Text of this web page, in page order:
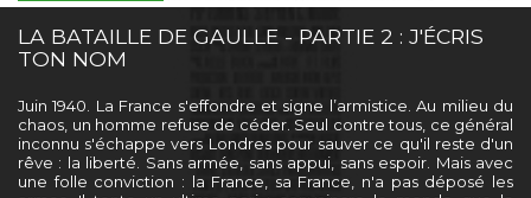
LA BATAILLE DE GAULLE - PARTIE 2 : J'ÉCRIS
TON NOM
Juin 1940. La France s'effondre et signe l’armistice. Au milieu du
chaos, un homme refuse de céder. Seul contre tous, ce général
inconnu s'échappe vers Londres pour sauver ce qu'il reste d'un
rêve : la liberté. Sans armée, sans appui, sans espoir. Mais avec
une folle conviction : la France, sa France, n'a pas déposé les